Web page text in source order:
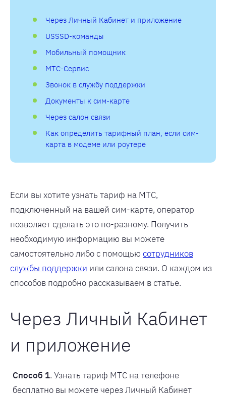
Через Личный Кабинет и приложение
USSSD-команды
Мобильный помощник
МТС-Сервис
Звонок в службу поддержки
Документы к сим-карте
Через салон связи
Как определить тарифный план, если сим-
карта в модеме или роутере
Если вы хотите узнать тариф на МТС,
подключенный на вашей сим-карте, оператор
позволяет сделать это по-разному. Получить
необходимую информацию вы можете
самостоятельно либо с помощью сотрудников
службы поддержки или салона связи. О каждом из
способов подробно рассказываем в статье.
Через Личный Кабинет
и приложение
Способ 1. Узнать тариф МТС на телефоне
бесплатно вы можете через Личный Кабинет